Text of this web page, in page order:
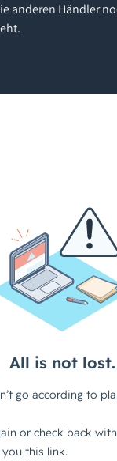
anderen Händler